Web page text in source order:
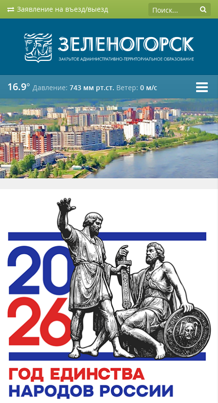
Заявление на въезд/выезд
16.9° Давление: 743 мм рт.ст. Ветер: 0 м/c